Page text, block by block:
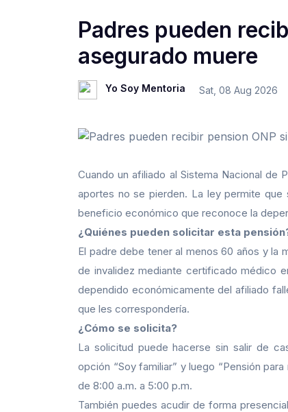
Padres pueden
asegurado muere
Yo Soy Mentoria Sat, 08 Aug 2026
Cuando un afiliado al Sistema Nacional de
aportes no se pierden. La ley permite
beneficio económico que reconoce la
¿Quiénes pueden solicitar esta
El padre debe tener al menos 60 años y la
de invalidez mediante certificado médico
dependido económicamente del afiliado
que les correspondería.
¿Cómo se solicita?
La solicitud puede hacerse sin salir de
opción “Soy familiar” y luego “Pensión
de 8:00 a.m. a 5:00 p.m.
También puedes acudir de forma